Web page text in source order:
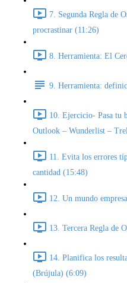
7. Segunda Regla de
procrastinar (11:26)
8. Herramienta: El
9. Herramienta:
10. Ejercicio- Pasa tu
Outlook – Wunderlist –
11. Evita los errores
cantidad (15:48)
12. Un mundo
13. Tercera Regla de
14. Planifica los
(Brújula) (6:09)